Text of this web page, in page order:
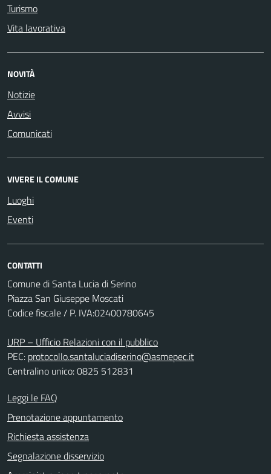
Turismo
Vita lavorativa
NOVITÀ
Notizie
Avvisi
Comunicati
VIVERE IL COMUNE
Luoghi
Eventi
CONTATTI
Comune di Santa Lucia di Serino
Piazza San Giuseppe Moscati
Codice fiscale / P. IVA:02400780645
URP – Ufficio Relazioni con il pubblico
PEC: protocollo.santaluciadiserino@asmepec.it
Centralino unico: 0825 512831
Leggi le FAQ
Prenotazione appuntamento
Richiesta assistenza
Segnalazione disservizio